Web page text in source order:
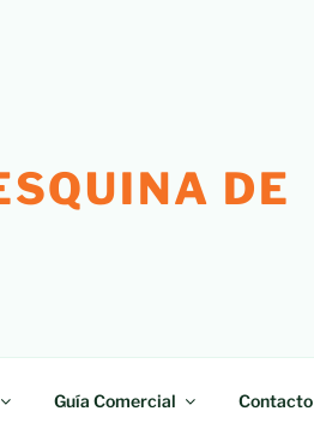
DE
Guía Comercial Contacto